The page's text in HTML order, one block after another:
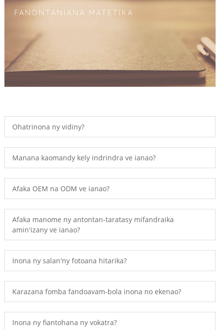
FANONTANIANA MATETIKA
Ohatrinona ny vidiny?
Manana kaomandy kely indrindra ve ianao?
Afaka OEM na ODM ve ianao?
Afaka manome ny antontan-taratasy mifandraika
amin'izany ve ianao?
Inona ny salan'ny fotoana hitarika?
Karazana fomba fandoavam-bola inona no ekenao?
Inona ny fiantohana ny vokatra?